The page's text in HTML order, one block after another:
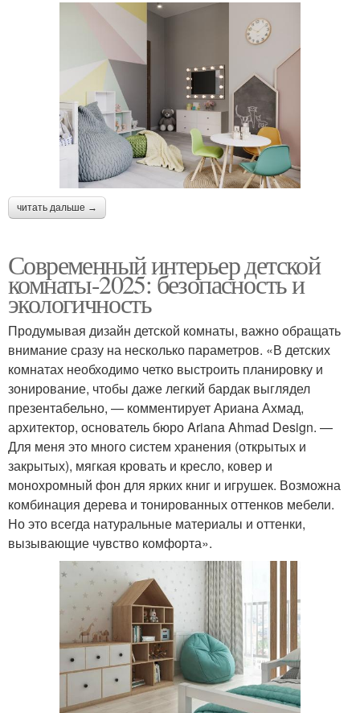
читать дальше →
Современный интерьер детской
комнаты-2025: безопасность и
экологичность
Продумывая дизайн детской комнаты, важно обращать
внимание сразу на несколько параметров. «В детских
комнатах необходимо четко выстроить планировку и
зонирование, чтобы даже легкий бардак выглядел
презентабельно, — комментирует Ариана Ахмад,
архитектор, основатель бюро Ariana Ahmad Design. —
Для меня это много систем хранения (открытых и
закрытых), мягкая кровать и кресло, ковер и
монохромный фон для ярких книг и игрушек. Возможна
комбинация дерева и тонированных оттенков мебели.
Но это всегда натуральные материалы и оттенки,
вызывающие чувство комфорта».